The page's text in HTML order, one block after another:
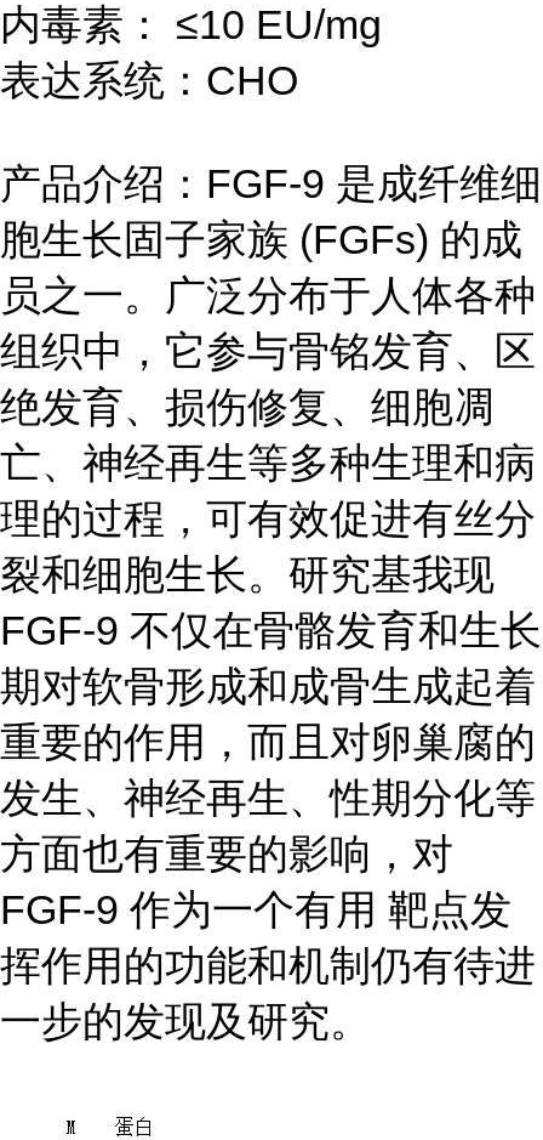
内毒素： ≤10 EU/mg
表达系统：CHO
产品介绍： FGF-9 是成纤维细
胞生长固子家族 (FGFs) 的成
员之一。广泛分布于人体各种
组织中，它参与骨铭发育、区
绝发育、损伤修复、细胞凋
亡、神经再生等多种生理和病
理的过程，可有效促进有丝分
裂和细胞生长。研究基我现
FGF-9 不仅在骨骼发育和生长
期对软骨形成和成骨生成起着
重要的作用，而且对卵巢腐的
发生、神经再生、性期分化等
方面也有重要的影响，对
FGF-9 作为一个有用 靶点发
挥作用的功能和机制仍有待进
一步的发现及研究。